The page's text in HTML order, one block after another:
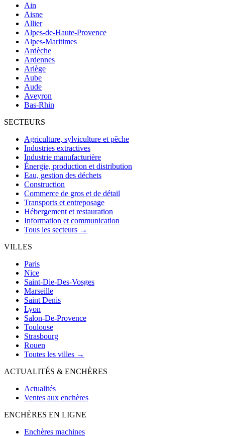
Ain
Aisne
Allier
Alpes-de-Haute-Provence
Alpes-Maritimes
Ardèche
Ardennes
Ariège
Aube
Aude
Aveyron
Bas-Rhin
SECTEURS
Agriculture, sylviculture et pêche
Industries extractives
Industrie manufacturière
Énergie, production et distribution
Eau, gestion des déchets
Construction
Commerce de gros et de détail
Transports et entreposage
Hébergement et restauration
Information et communication
Tous les secteurs →
VILLES
Paris
Nice
Saint-Die-Des-Vosges
Marseille
Saint Denis
Lyon
Salon-De-Provence
Toulouse
Strasbourg
Rouen
Toutes les villes →
ACTUALITÉS & ENCHÈRES
Actualités
Ventes aux enchères
ENCHÈRES EN LIGNE
Enchères machines